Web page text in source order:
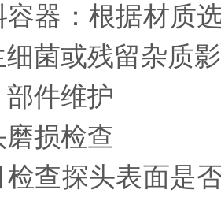
：根据材质选
细菌或残留杂质
件维护
损检查
探头表面是否